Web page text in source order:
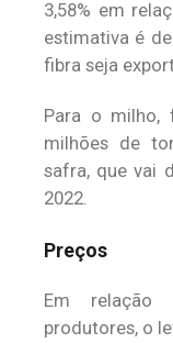
3,58% em
estimativa é
fibra seja
Para o milho,
milhões de
safra, que vai
2022.
Preços
Em relação
produtores, o